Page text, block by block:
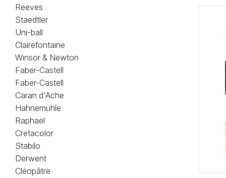
Reeves
Staedtler
Uni-ball
Clairefontaine
Winsor & Newton
Faber-Castell
Faber-Castell
Caran d'Ache
Hahnemühle
Raphaël
Cretacolor
Stabilo
Derwent
Cléopâtre